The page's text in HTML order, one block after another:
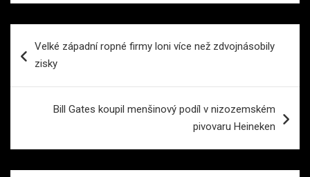
proVelké západní ropné firmy loni více než zdvojnásobily
zisky
Bill Gates koupil menšinový podíl v nizozemském
pivovaru Heineken